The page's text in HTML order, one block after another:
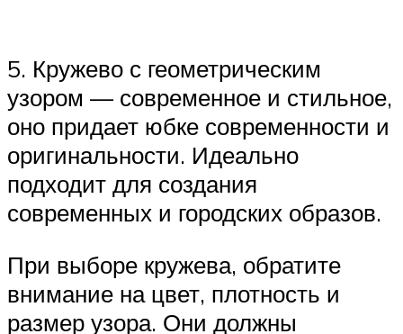
5. Кружево с геометрическим
узором — современное и стильное,
оно придает юбке современности и
оригинальности. Идеально
подходит для создания
современных и городских образов.
При выборе кружева, обратите
внимание на цвет, плотность и
размер узора. Они должны